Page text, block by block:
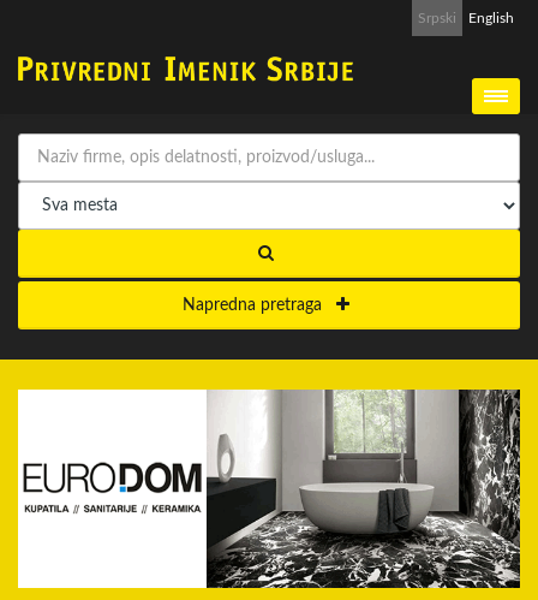
Srpski English
Napredna pretraga